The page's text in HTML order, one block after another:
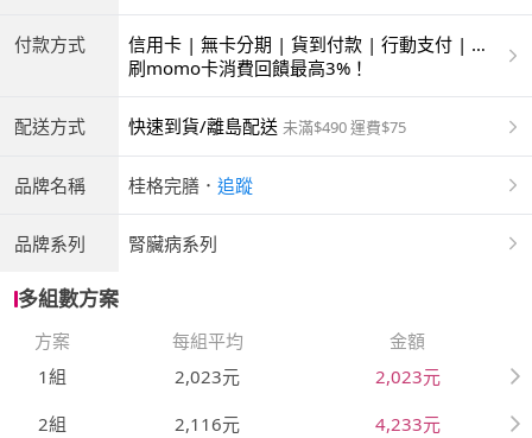
付款方式
信用卡 | 無卡分期 | 貨到付款 | 行動支付 | 超
商付款 | ATM | 銀聯卡
刷momo卡消費回饋最高3%！
配送方式 快速到貨/離島配送 未滿$490 運費$75
品牌名稱 桂格完膳 ． 追蹤
品牌系列 腎臟病系列
多組數方案
方案 每組平均
金額
1組
2,023元
2,023元
2組
2,116元 4,233元